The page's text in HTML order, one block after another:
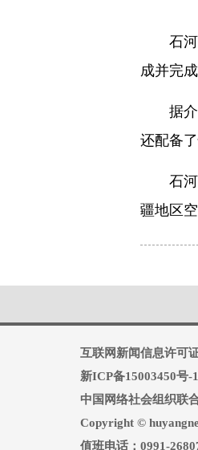
石
成并完成
据
还配备
石
疆地区
互联网新闻信息许可
新ICP备15003450号-1
中国网络社会组织联
Copyright ©
值班电话：0991-